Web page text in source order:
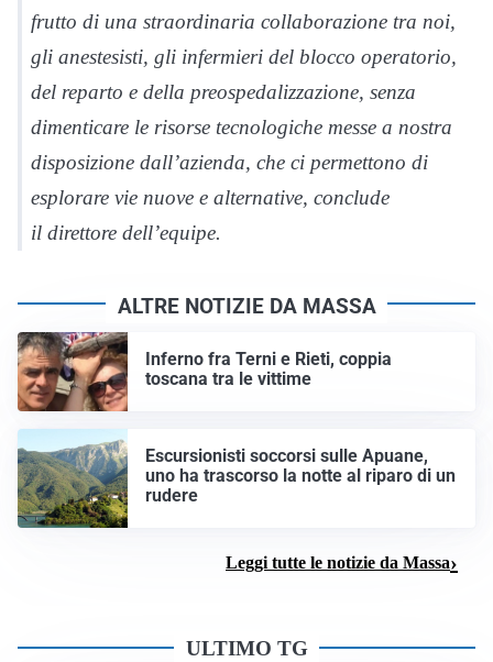
frutto di una straordinaria collaborazione tra noi,
gli anestesisti, gli infermieri del blocco operatorio,
del reparto e della preospedalizzazione, senza
dimenticare le risorse tecnologiche messe a nostra
disposizione dall’azienda, che ci permettono di
esplorare vie nuove e alternative, conclude
il direttore dell’equipe.
ALTRE NOTIZIE DA MASSA
Inferno fra Terni e Rieti, coppia
toscana tra le vittime
Escursionisti soccorsi sulle Apuane,
uno ha trascorso la notte al riparo di un
rudere
Leggi tutte le notizie da Massa
ULTIMO TG